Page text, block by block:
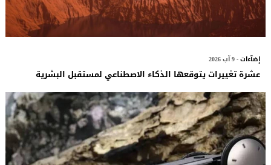
إضآءات- 9 آب 2026
عشرة تغييرات يتوقعها الذكاء الاصطناعي لمستقبل البشرية